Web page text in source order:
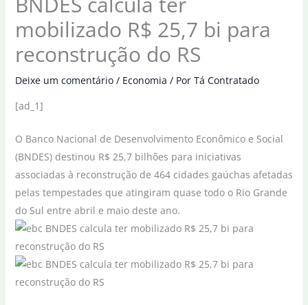
mobilizado R$ 25,7 bi para
reconstrução do RS
Deixe um comentário / Economia / Por Tá Contratado
[ad_1]
O Banco Nacional de Desenvolvimento Econômico e Social
(BNDES) destinou R$ 25,7 bilhões para iniciativas
associadas à reconstrução de 464 cidades gaúchas afetadas
pelas tempestades que atingiram quase todo o Rio Grande
do Sul entre abril e maio deste ano.